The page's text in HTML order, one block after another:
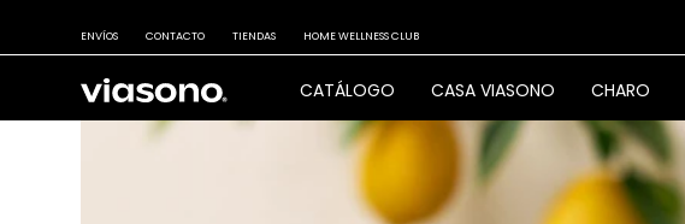
CATÁLOGO CASA VIASONO CHARO
ENVÍOS CONTACTO TIENDAS HOME WELLNESS CLUB